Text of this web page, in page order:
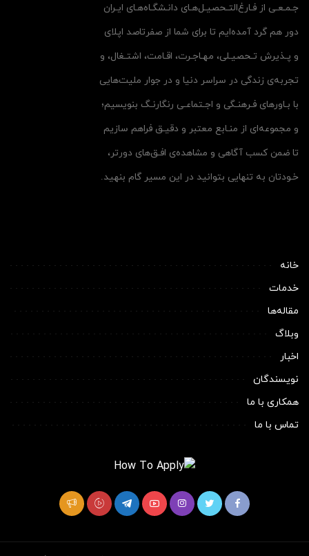
جـمـعـی از فـارغ‌التـحصیـل‌هـای دانـشگـاه‌هـای ایـران
دور هم گرد آمده‌ایم تا برای شما از صفرتاصد اپلای
و پـذیرش تـحصیـلی، مهـاجـرت، اقـامت، اشتـغال، و
تجربه‌ی زندگی در سراسر دنیا و در جوار ملیت‌هایی
با بـاورهای فـرهنـگی و اجـتماعـی رنگارنـگ بنویسیم؛
و مجموعه‌ای از منـابع معتبر و دقیـق فراهم سازیم
تا ضمن کسب آگاهی و مشاهده‌ی افـق‌های دورتر،
خـودتان به تنهایی بتوانید در این مسیر گام بنهید.
خانه
خدمات
مقاله‌ها
وبلاگ
اخبار
نویسندگان
همکاری با ما
تماس با ما